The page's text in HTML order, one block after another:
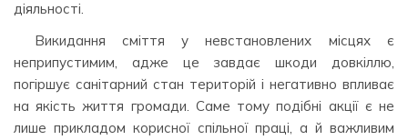
діяльності.
Викидання сміття у невстановлених місцях є
неприпустимим, адже це завдає шкоди довкіллю,
погіршує санітарний стан територій і негативно впливає
на якість життя громади. Саме тому подібні акції є не
лише прикладом корисної спільної праці, а й важливим